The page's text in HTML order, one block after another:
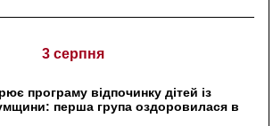
3 серпня
програму відпочинку дітей із
перша група оздоровилася в